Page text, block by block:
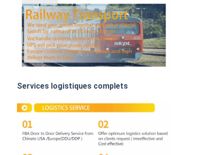
Service d'entreposage
Services logistiques complets